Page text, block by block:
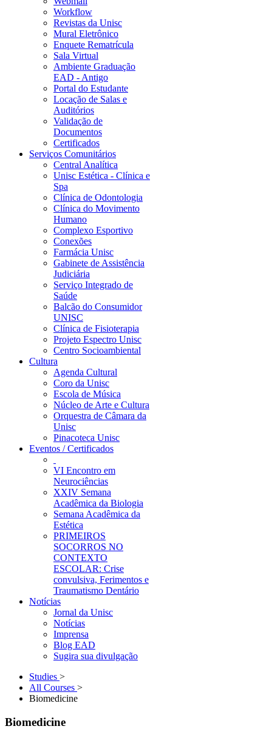
Workflow
Revistas da Unisc
Mural Eletrônico
Enquete Rematrícula
Sala Virtual
Ambiente Graduação
EAD - Antigo
Portal do Estudante
Locação de Salas e
Auditórios
Validação de
Documentos
Certificados
Serviços Comunitários
Central Analítica
Unisc Estética - Clínica e
Spa
Clínica de Odontologia
Clínica do Movimento
Humano
Complexo Esportivo
Conexões
Farmácia Unisc
Gabinete de Assistência
Judiciária
Serviço Integrado de
Saúde
Balcão do Consumidor
UNISC
Clínica de Fisioterapia
Projeto Espectro Unisc
Centro Socioambiental
Cultura
Agenda Cultural
Coro da Unisc
Escola de Música
Núcleo de Arte e Cultura
Orquestra de Câmara da
Unisc
Pinacoteca Unisc
Eventos / Certificados
VI Encontro em
Neurociências
XXIV Semana
Acadêmica da Biologia
Semana Acadêmica da
Estética
PRIMEIROS
SOCORROS NO
CONTEXTO
ESCOLAR: Crise
convulsiva, Ferimentos e
Traumatismo Dentário
Notícias
Jornal da Unisc
Notícias
Imprensa
Blog EAD
Sugira sua divulgação
Studies >
All Courses >
Biomedicine
Biomedicine